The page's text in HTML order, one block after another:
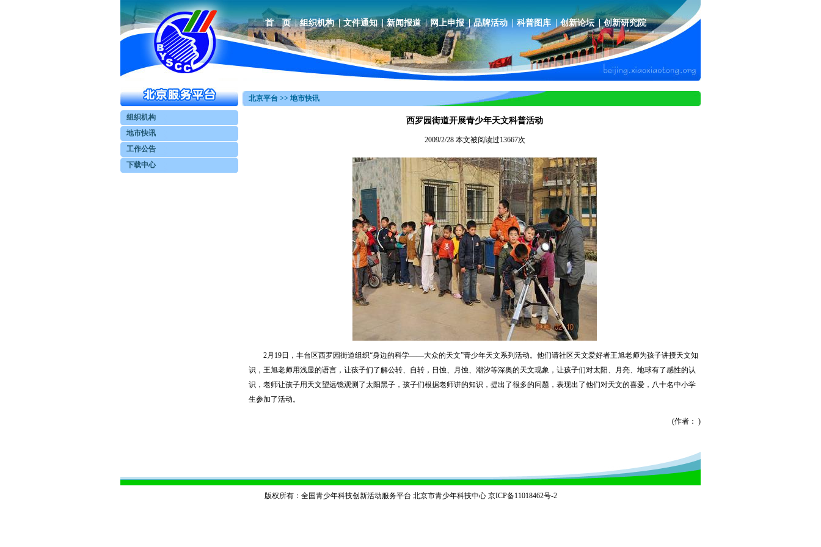
首 页 组织机构 文件通知 新闻报道 网上申报 品牌活动 科普图库 创新论坛 创新研究院
组织机构
地市快讯
工作公告
下载中心
北京平台 >> 地市快讯
西罗园街道开展青少年天文科普活动
2009/2/28 本文被阅读过13667次
2月19日，丰台区西罗园街道组织“身边的科学——大众的天文”青少年天文系列活动。他们请社区天文爱好者王旭老师为孩子讲授天文知
识，王旭老师用浅显的语言，让孩子们了解公转、自转，日蚀、月蚀、潮汐等深奥的天文现象，让孩子们对太阳、月亮、地球有了感性的认
识，老师让孩子用天文望远镜观测了太阳黑子，孩子们根据老师讲的知识，提出了很多的问题，表现出了他们对天文的喜爱，八十名中小学
生参加了活动。
(作者： )
版权所有：全国青少年科技创新活动服务平台 北京市青少年科技中心 京ICP备11018462号-2